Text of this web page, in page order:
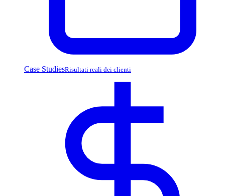
Case StudiesRisultati reali dei clienti